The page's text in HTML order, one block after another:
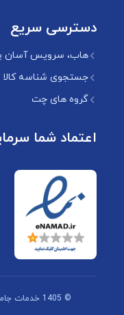
دسترسی سریع
هاب، سرویس آسان
جستجوی شناسه کالا
گروه های چت
اعتماد شما
© 1405 خدمات جامع تجارت. تمامی حقوق محفوظ است.